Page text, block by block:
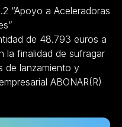
“Apoyo a Aceleradoras
de 48.793 euros a
la finalidad de sufragar
de lanzamiento y
ABONAR(R)